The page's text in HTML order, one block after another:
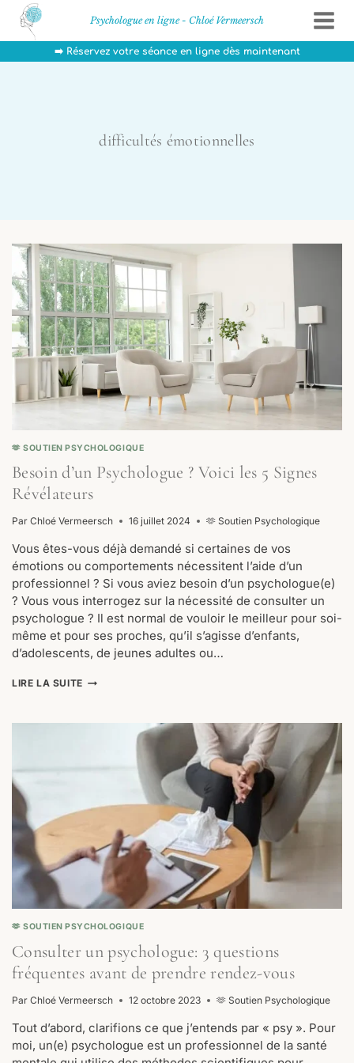
Aller
contenu
Psychologue en ligne - Chloé Vermeersch
➡️ Réservez votre séance en ligne dès maintenant
difficultés émotionnelles
🫶 SOUTIEN PSYCHOLOGIQUE
Besoin d’un Psychologue ? Voici les 5 Signes
Révélateurs
Par Chloé Vermeersch 16 juillet 2024 🫶 Soutien Psychologique
Vous êtes-vous déjà demandé si certaines de vos
émotions ou comportements nécessitent l’aide d’un
professionnel ? Si vous aviez besoin d’un psychologue(e)
? Vous vous interrogez sur la nécessité de consulter un
psychologue ? Il est normal de vouloir le meilleur pour soi-
même et pour ses proches, qu’il s’agisse d’enfants,
d’adolescents, de jeunes adultes ou…
LIRE LA SUITEBESOIN
?
RÉVÉLATEURS
🫶 SOUTIEN PSYCHOLOGIQUE
Consulter un psychologue: 3 questions
fréquentes avant de prendre rendez-vous
Par Chloé Vermeersch 12 octobre 2023 🫶 Soutien Psychologique
Tout d’abord, clarifions ce que j’entends par « psy ». Pour
moi, un(e) psychologue est un professionnel de la santé